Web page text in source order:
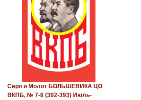
Серп и Молот БОЛЬШЕВИКА ЦО
ВКПБ, № 7-8 (392-393) Июль-